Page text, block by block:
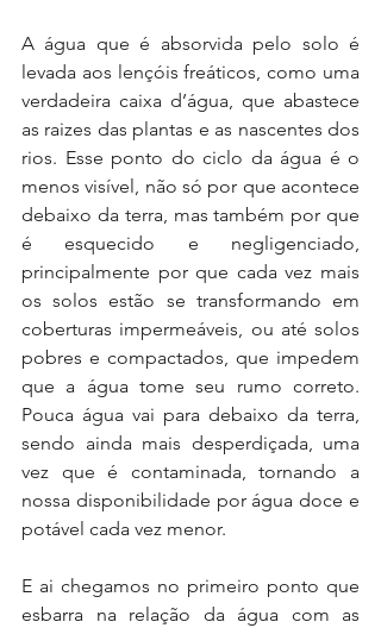
A água que é absorvida pelo solo é
levada aos lençóis freáticos, como uma
verdadeira caixa d’água, que abastece
as raizes das plantas e as nascentes dos
rios. Esse ponto do ciclo da água é o
menos visível, não só por que acontece
debaixo da terra, mas também por que
é esquecido e negligenciado,
principalmente por que cada vez mais
os solos estão se transformando em
coberturas impermeáveis, ou até solos
pobres e compactados, que impedem
que a água tome seu rumo correto.
Pouca água vai para debaixo da terra,
sendo ainda mais desperdiçada, uma
vez que é contaminada, tornando a
nossa disponibilidade por água doce e
potável cada vez menor.
E ai chegamos no primeiro ponto que
esbarra na relação da água com as